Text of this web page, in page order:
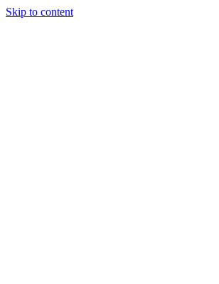
Skip to content